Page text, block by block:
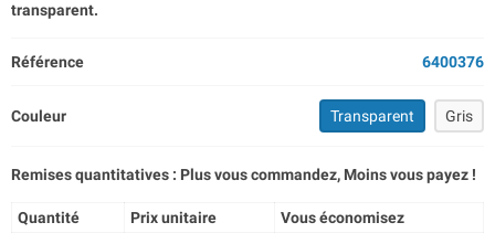
transparent.
Référence 6400376
Couleur Transparent Gris
Remises quantitatives : Plus vous commandez, Moins vous payez !
Quantité Prix unitaire
Vous économisez